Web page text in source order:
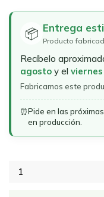
📦 Entrega
Producto
Recíbelo
agosto y el
Fabricamos este
⏰Pide en las próximas
en producción.